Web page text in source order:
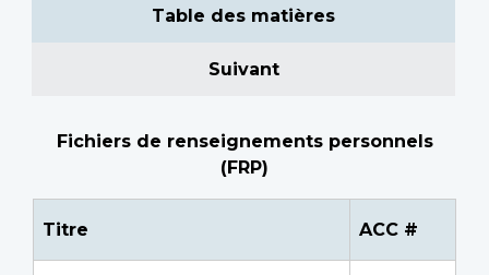
Table des matières
Suivant
Fichiers de renseignements personnels
(FRP)
Titre ACC #